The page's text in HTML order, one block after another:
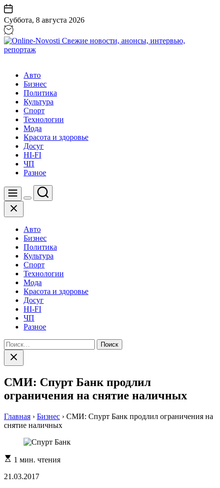
Перейти
к
содержанию
Суббота, 8 августа 2026
Свежие
новости,
анонсы,
интервью,
репортаж
Авто
Бизнес
Политика
Культура
Спорт
Технологии
Мода
Красота и здоровье
Досуг
HI-FI
ЧП
Разное
Меню
Цвет
Поиск
Закрыть
Авто
Бизнес
Политика
Культура
Спорт
Технологии
Мода
Красота и здоровье
Досуг
HI-FI
ЧП
Разное
Найти:
Закрыть
поиск
СМИ: Спурт Банк продлил
ограничения на снятие наличных
Главная › Бизнес › СМИ: Спурт Банк продлил ограничения на
снятие наличных
Расчетное
чтения
1 мин. чтения
21.03.2017